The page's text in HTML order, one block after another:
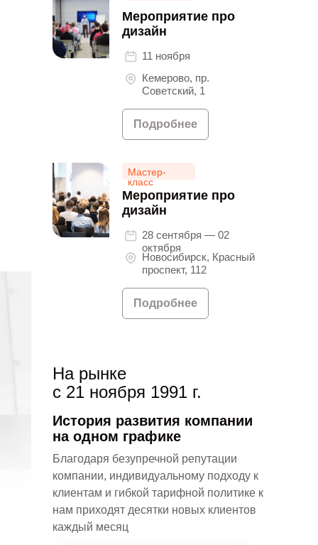
Мастер-
класс
Мероприятие про
дизайн
11 ноября
Кемерово, пр.
Советский, 1
Подробнее
Мероприятие про
дизайн
28 сентября — 02
октября
Новосибирск, Красный
проспект, 112
Подробнее
На рынке
с 21 ноября 1991 г.
Благодаря безупречной репутации
компании, индивидуальному подходу к
клиентам и гибкой тарифной политике к
нам приходят десятки новых клиентов
каждый месяц
История развития компании
на одном графике